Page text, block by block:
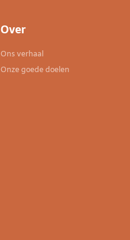
Over
Ons verhaal
Onze goede doelen